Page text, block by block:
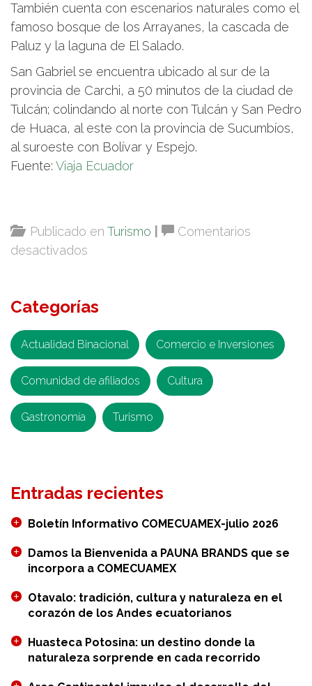
También cuenta con escenarios naturales como el
famoso bosque de los Arrayanes, la cascada de
Paluz y la laguna de El Salado.
San Gabriel se encuentra ubicado al sur de la
provincia de Carchi, a 50 minutos de la ciudad de
Tulcán; colindando al norte con Tulcán y San Pedro
de Huaca, al este con la provincia de Sucumbíos,
al suroeste con Bolívar y Espejo.
Fuente: Viaja Ecuador
Publicado en Turismo
Comentarios
desactivados
Ciudad
la
Eterna
Primavera
Categorías
Actualidad Binacional Comercio e Inversiones
Comunidad de afiliados Cultura
Gastronomía Turismo
Entradas recientes
Boletín Informativo COMECUAMEX-julio 2026
Damos la Bienvenida a PAUNA BRANDS que se
incorpora a COMECUAMEX
Otavalo: tradición, cultura y naturaleza en el
corazón de los Andes ecuatorianos
Huasteca Potosina: un destino donde la
naturaleza sorprende en cada recorrido